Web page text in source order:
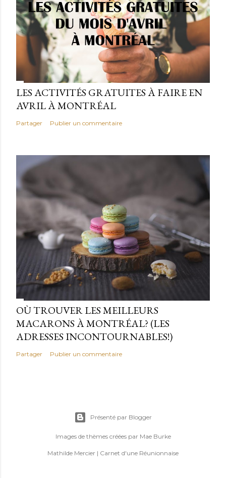
LES ACTIVITÉS GRATUITES À FAIRE EN
AVRIL À MONTRÉAL
Partager Publier un commentaire
OÙ TROUVER LES MEILLEURS
MACARONS À MONTRÉAL? (LES
ADRESSES INCONTOURNABLES!)
Partager Publier un commentaire
Présenté par Blogger
Images de thèmes créées par Mae Burke
Mathilde Mercier | Carnet d'une Réunionnaise